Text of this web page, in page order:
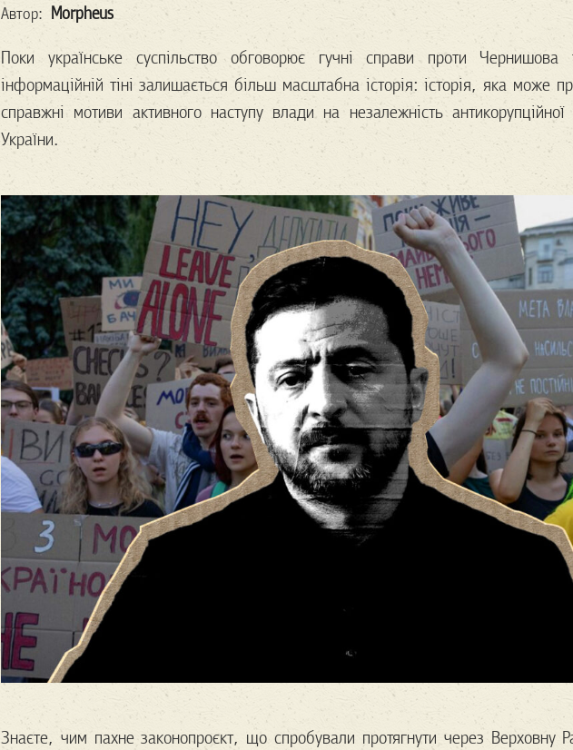
Автор: Morpheus
Поки українське суспільство обговорює гучні справи проти
інформаційній тіні залишається більш масштабна історія: історія, яка може
справжні мотиви активного наступу влади на незалежність антикорупційної
України.
Знаєте, чим пахне законопроєкт, що спробували протягнути через Верховну